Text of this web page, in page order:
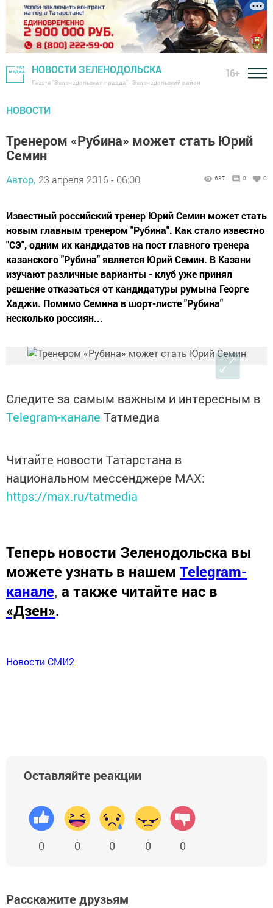
НОВОСТИ ЗЕЛЕНОДОЛЬСКА
Газета "Зеленодольская правда" - Зеленодольский район
16+
НОВОСТИ
Тренером «Рубина» может стать Юрий
Семин
Автор, 23 апреля 2016 - 06:00 637 0 0
Известный российский тренер Юрий Семин может стать
новым главным тренером "Рубина". Как стало известно
"СЭ", одним их кандидатов на пост главного тренера
казанского "Рубина" является Юрий Семин. В Казани
изучают различные варианты - клуб уже принял
решение отказаться от кандидатуры румына Георге
Хаджи. Помимо Семина в шорт-листе "Рубина"
несколько россиян...
Следите за самым важным и интересным в
Telegram-канале Татмедиа
Читайте новости Татарстана в
национальном мессенджере MАХ:
https://max.ru/tatmedia
Теперь новости Зеленодольска вы
можете узнать в нашем Telegram-
канале, а также читайте нас в
«Дзен».
Новости СМИ2
Оставляйте реакции
0 0 0 0 0
Расскажите друзьям